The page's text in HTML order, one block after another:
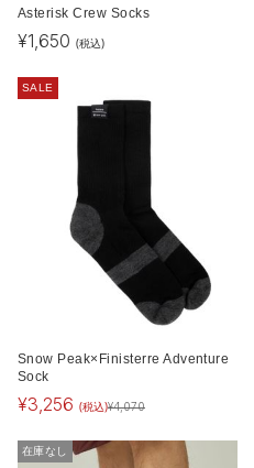
Asterisk Crew Socks
¥1,650 (税込)
SALE
Snow Peak×Finisterre Adventure
Sock
¥3,256 (税込)¥4,070
在庫なし